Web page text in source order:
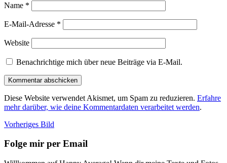
Name *
E-Mail-Adresse *
Website
Benachrichtige mich über neue Beiträge via E-Mail.
Diese Website verwendet Akismet, um Spam zu reduzieren. Erfahre
mehr darüber, wie deine Kommentardaten verarbeitet werden.
Vorheriges Bild
Folge mir per Email